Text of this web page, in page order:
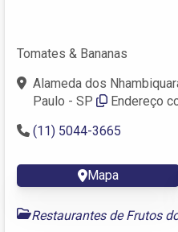
Tomates & Bananas
Alameda dos
Paulo - SP
Endereço
(11) 5044-3665
Mapa
Restaurantes de Frutos